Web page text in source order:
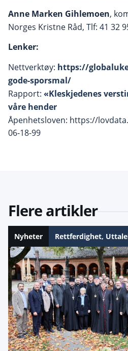
Anne Marken Gihlemoen,
Norges Kristne Råd, Tlf: 41 32
Lenker:
Nettverktøy: https://
gode-sporsmal/
Rapport: «Kleskjedenes
våre hender
Åpenhetsloven: https://
06-18-99
Flere artikler
Nyheter Rettferdighet,